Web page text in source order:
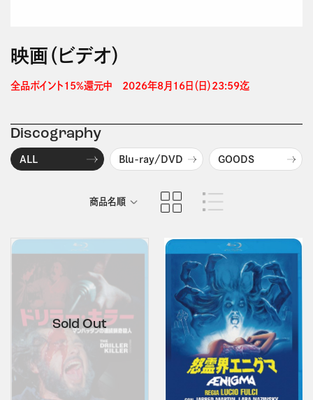
映画（ビデオ）
全品ポイント15%還元中　2026年8月16日（日）23:59迄
Discography
ALL Blu-ray/DVD GOODS
商品名順